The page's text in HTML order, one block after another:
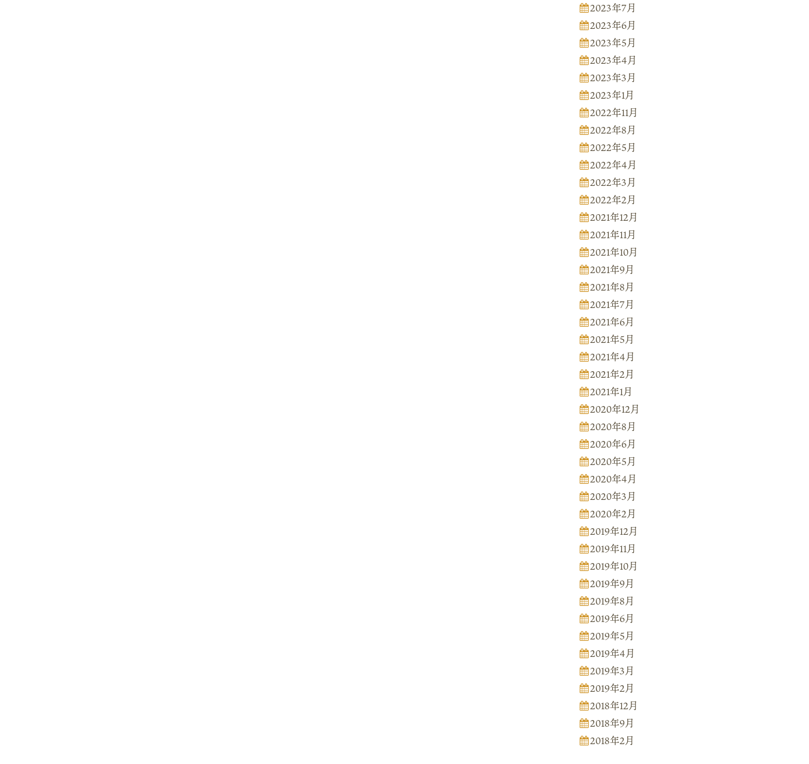
2023年7月
2023年6月
2023年5月
2023年4月
2023年3月
2023年1月
2022年11月
2022年8月
2022年5月
2022年4月
2022年3月
2022年2月
2021年12月
2021年11月
2021年10月
2021年9月
2021年8月
2021年7月
2021年6月
2021年5月
2021年4月
2021年2月
2021年1月
2020年12月
2020年8月
2020年6月
2020年5月
2020年4月
2020年3月
2020年2月
2019年12月
2019年11月
2019年10月
2019年9月
2019年8月
2019年6月
2019年5月
2019年4月
2019年3月
2019年2月
2018年12月
2018年9月
2018年2月